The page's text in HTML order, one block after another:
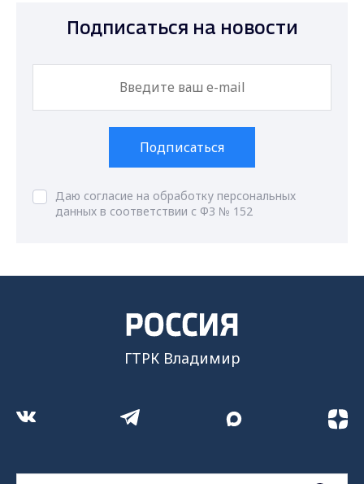
Подписаться на новости
Подписаться
Даю согласие на обработку персональных
данных в соответствии с ФЗ № 152
ГТРК Владимир